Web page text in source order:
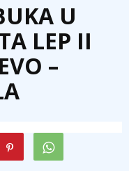
U
LEP II
–